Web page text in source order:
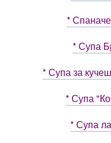
*
* Супа
* Супа за
* Супа
* Супа